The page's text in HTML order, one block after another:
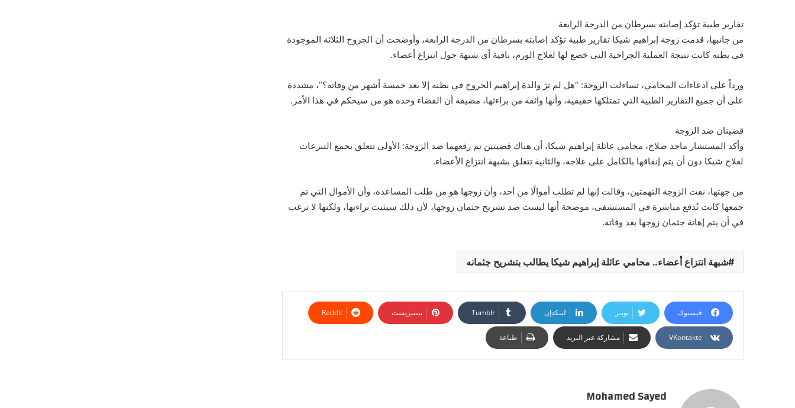
تقارير طبية تؤكد إصابته بسرطان من الدرجة الرابعة
​من جانبها، قدمت زوجة إبراهيم شيكا تقارير طبية تؤكد إصابته بسرطان من الدرجة الرابعة، وأوضحت أن الجروح الثلاثة الموجودة
في بطنه كانت نتيجة العملية الجراحية التي خضع لها لعلاج الورم، نافية أي شبهة حول انتزاع أعضاء.
​ورداً على ادعاءات المحامي، تساءلت الزوجة: “هل لم ترَ والدة إبراهيم الجروح في بطنه إلا بعد خمسة أشهر من وفاته؟”، مشددة
على أن جميع التقارير الطبية التي تمتلكها حقيقية، وأنها واثقة من براءتها، مضيفة أن القضاء وحده هو من سيحكم في هذا الأمر.
قضيتان ضد الزوجة
وأكد المستشار ماجد صلاح، محامي عائلة إبراهيم شيكا، أن هناك قضيتين تم رفعهما ضد الزوجة: الأولى تتعلق بجمع التبرعات
لعلاج شيكا دون أن يتم إنفاقها بالكامل على علاجه، والثانية تتعلق بشبهة انتزاع الأعضاء.
​من جهتها، نفت الزوجة التهمتين، وقالت إنها لم تطلب أموالًا من أحد، وأن زوجها هو من طلب المساعدة، وأن الأموال التي تم
جمعها كانت تُدفع مباشرة في المستشفى، موضحة أنها ليست ضد تشريح جثمان زوجها، لأن ذلك سيثبت براءتها، ولكنها لا ترغب
في أن يتم إهانة جثمان زوجها بعد وفاته.
شبهة انتزاع أعضاء.. محامي عائلة إبراهيم شيكا يطالب بتشريح جثمانه
فيسبوك تويتر لينكدإن بينتيريست
مشاركة عبر البريد طباعة
Mohamed Sayed